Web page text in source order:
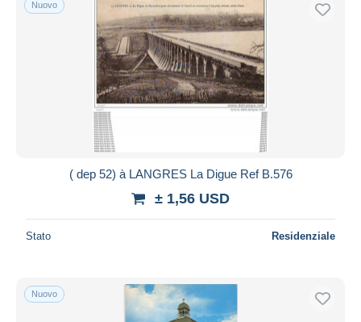
Spedizione gratuita
Metodi di pagamento
PayPal
Bonifico bancario
Visa
Mastercard
Bancontact
iDeal
Nuovo
( dep 52) à LANGRES La Digue Ref B.576
± 1,56 USD
Stato Residenziale
Nuovo